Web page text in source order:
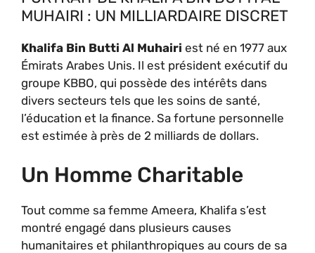
MUHAIRI : UN MILLIARDAIRE DISCRET
Khalifa Bin Butti Al Muhairi est né en 1977 aux
Émirats Arabes Unis. Il est président exécutif du
groupe KBBO, qui possède des intérêts dans
divers secteurs tels que les soins de santé,
l’éducation et la finance. Sa fortune personnelle
est estimée à près de 2 milliards de dollars.
Un Homme Charitable
Tout comme sa femme Ameera, Khalifa s’est
montré engagé dans plusieurs causes
humanitaires et philanthropiques au cours de sa